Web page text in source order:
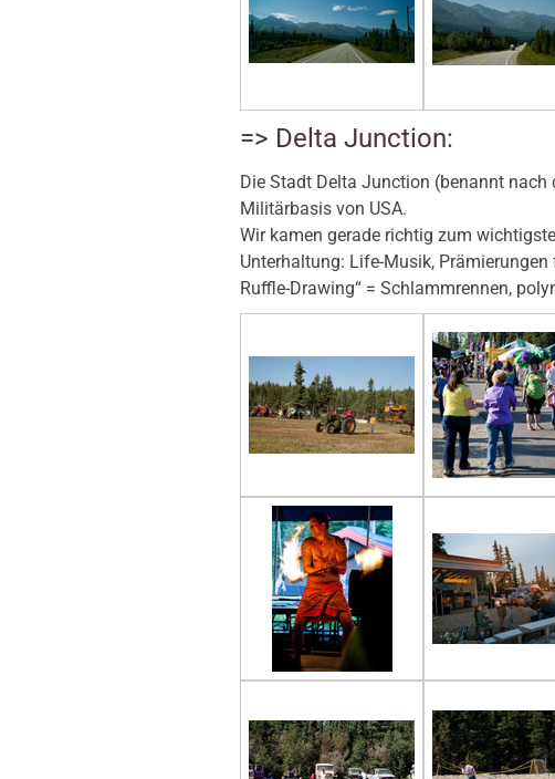
=> Delta Junction:
Die Stadt Delta Junction (benannt
Militärbasis von USA.
Wir kamen gerade richtig zum
Unterhaltung: Life-Musik,
Ruffle-Drawing“ = Schlammrennen,